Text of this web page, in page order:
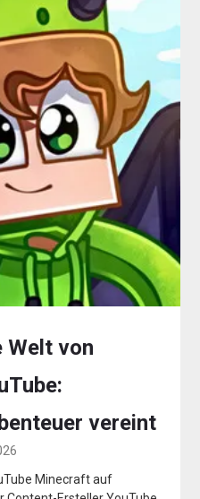
Welt von
vereint
Minecraft auf